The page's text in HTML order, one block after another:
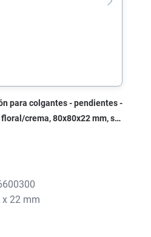
para colgantes - pendientes -
crema, 80x80x22 mm, sin
x 22 mm